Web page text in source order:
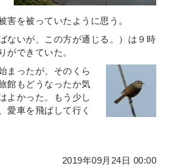
を被っていたように思う。
ないが、この方が通じる。）は９時
ができていた。
まったが、そのくら
館もどうなったか気
よかった。もう少し
愛車を飛ばして行く
2019年09月24日 00:00